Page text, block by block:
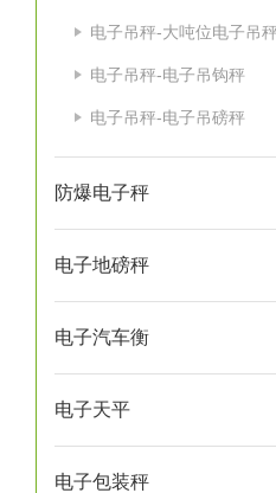
电子吊秤-大吨位电子吊
电子吊秤-电子吊钩秤
电子吊秤-电子吊磅秤
防爆电子秤
电子地磅秤
电子汽车衡
电子天平
电子包装秤